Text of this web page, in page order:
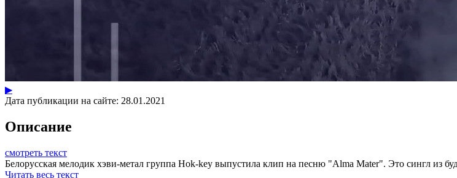
▶
Дата публикации на сайте: 28.01.2021
Описание
смотреть текст
Белорусская мелодик хэви-метал группа Hok-key выпустила клип на песню "Alma Mater". Это сингл из
Читать весь текст